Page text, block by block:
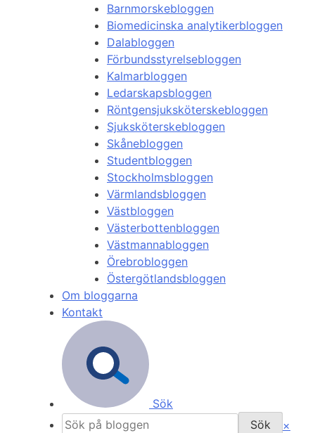
Barnmorskebloggen
Biomedicinska analytikerbloggen
Dalabloggen
Förbundsstyrelsebloggen
Kalmarbloggen
Ledarskapsbloggen
Röntgensjuksköterskebloggen
Sjuksköterskebloggen
Skånebloggen
Studentbloggen
Stockholmsbloggen
Värmlandsbloggen
Västbloggen
Västerbottenbloggen
Västmannabloggen
Örebrobloggen
Östergötlandsbloggen
Om bloggarna
Kontakt
Sök
×